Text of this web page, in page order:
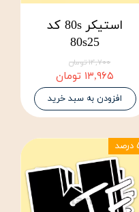
استیکر 80s کد
80s25
۱۴,۷۰۰ تومان
۱۳,۹۶۵ تومان
افزودن به سبد خرید